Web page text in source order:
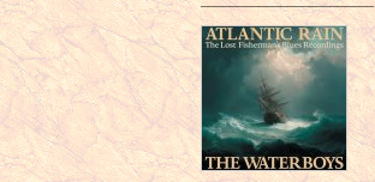
¯¯¯¯¯¯¯¯¯¯¯¯¯¯¯¯¯¯¯¯¯¯¯¯